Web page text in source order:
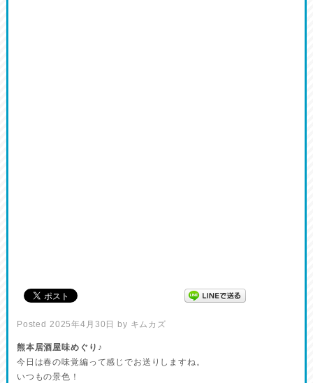
Posted 2025年4月30日 by キムカズ
熊本居酒屋味めぐり♪
今日は春の味覚編って感じでお送りしますね。
いつもの景色！